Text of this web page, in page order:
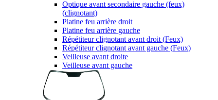
Optique avant secondaire gauche (feux)
(clignotant)
Platine feu arrière droit
Platine feu arrière gauche
Répétiteur clignotant avant droit (Feux)
Répétiteur clignotant avant gauche (Feux)
Veilleuse avant droite
Veilleuse avant gauche